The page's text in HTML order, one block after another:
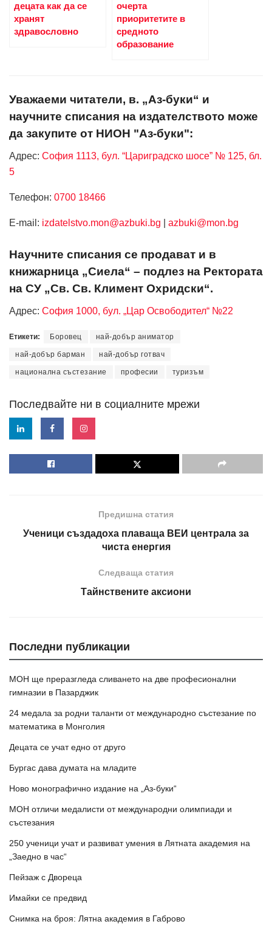
децата как да се
хранят
здравословно
очерта
приоритетите в
средното
образование
Уважаеми читатели, в. „Аз-буки“ и
научните списания на издателството може
да закупите от НИОН "Аз-буки":
Адрес: София 1113, бул. “Цариградско шосе” № 125, бл.
5
Телефон: 0700 18466
Е-mail: izdatelstvo.mon@azbuki.bg azbuki@mon.bg
Научните списания се продават и в
книжарница „Сиела“ – подлез на Ректората
на СУ „Св. Св. Климент Охридски“.
Адрес: София 1000, бул. „Цар Освободител“ №22
Етикети: Боровец най-добър аниматор
най-добър барман най-добър готвач
национална състезание професии туризъм
Последвайте ни в социалните мрежи
Предишна статия
Ученици създадоха плаваща ВЕИ централа за
чиста енергия
Следваща статия
Тайнствените аксиони
Последни публикации
МОН ще преразгледа сливането на две професионални
гимназии в Пазарджик
24 медала за родни таланти от международно състезание по
математика в Монголия
Децата се учат едно от друго
Бургас дава думата на младите
Ново монографично издание на „Аз-буки“
МОН отличи медалисти от международни олимпиади и
състезания
250 ученици учат и развиват умения в Лятната академия на
„Заедно в час“
Пейзаж с Двореца
Имайки се предвид
Снимка на броя: Лятна академия в Габрово